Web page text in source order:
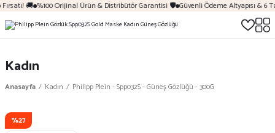
🚚 %100 Orijinal Ürün & Distribütör Garantisi 🛡️ Güvenli Ödeme Altyapısı & 6
Kadın
Anasayfa Kadın Philipp Plein - Spp032S - Güneş Gözlüğü - 300G
%27